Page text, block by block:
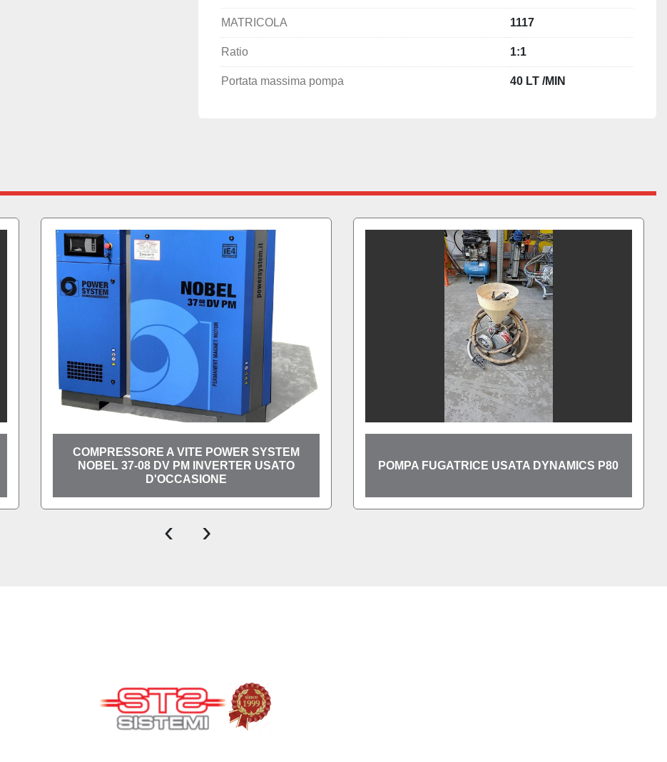
MATRICOLA 1117
Ratio 1:1
Portata massima pompa 40 LT /MIN
COMPRESSORE A VITE POWER SYSTEM
NOBEL 37-08 DV PM INVERTER USATO
D'OCCASIONE
POMPA FUGATRICE USATA DYNAMICS P80
‹ ›